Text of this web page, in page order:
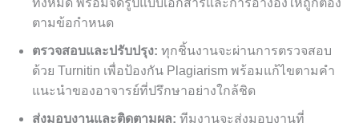
ทั้งหมด พร้อมจัดรูปแบบเอกสารและการอ้างอิงให้ถูกต้อง
ตามข้อกำหนด
ตรวจสอบและปรับปรุง: ทุกชิ้นงานจะผ่านการตรวจสอบ
ด้วย Turnitin เพื่อป้องกัน Plagiarism พร้อมแก้ไขตามคำ
แนะนำของอาจารย์ที่ปรึกษาอย่างใกล้ชิด
ส่งมอบงานและติดตามผล: ทีมงานจะส่งมอบงานที่